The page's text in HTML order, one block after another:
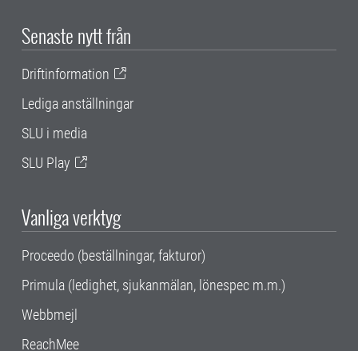
Senaste nytt från
Driftinformation
Lediga anställningar
SLU i media
SLU Play
Vanliga verktyg
Proceedo (beställningar, fakturor)
Primula (ledighet, sjukanmälan, lönespec m.m.)
Webbmejl
ReachMee